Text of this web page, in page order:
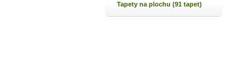
Tapety na plochu (91 tapet)